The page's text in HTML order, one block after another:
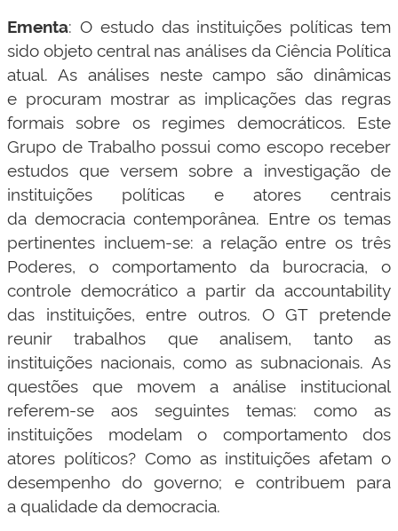
Ementa: O estudo das instituições políticas tem
sido objeto central nas análises da Ciência Política
atual. As análises neste campo são dinâmicas
e procuram mostrar as implicações das regras
formais sobre os regimes democráticos. Este
Grupo de Trabalho possui como escopo receber
estudos que versem sobre a investigação de
instituições políticas e atores centrais
da democracia contemporânea. Entre os temas
pertinentes incluem-se: a relação entre os três
Poderes, o comportamento da burocracia, o
controle democrático a partir da accountability
das instituições, entre outros. O GT pretende
reunir trabalhos que analisem, tanto as
instituições nacionais, como as subnacionais. As
questões que movem a análise institucional
referem-se aos seguintes temas: como as
instituições modelam o comportamento dos
atores políticos? Como as instituições afetam o
desempenho do governo; e contribuem para
a qualidade da democracia.